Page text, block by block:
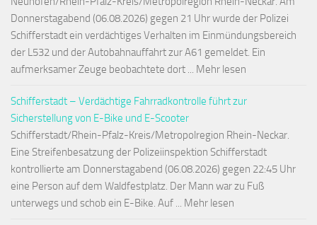
Donnerstagabend (06.08.2026) gegen 21 Uhr wurde der Polizei
Schifferstadt ein verdächtiges Verhalten im Einmündungsbereich
der L532 und der Autobahnauffahrt zur A61 gemeldet. Ein
aufmerksamer Zeuge beobachtete dort ... Mehr lesen
Schifferstadt – Verdächtige Fahrradkontrolle führt zur
Sicherstellung von E-Bike und E-Scooter
Schifferstadt/Rhein-Pfalz-Kreis/Metropolregion Rhein-Neckar.
Eine Streifenbesatzung der Polizeiinspektion Schifferstadt
kontrollierte am Donnerstagabend (06.08.2026) gegen 22:45 Uhr
eine Person auf dem Waldfestplatz. Der Mann war zu Fuß
unterwegs und schob ein E-Bike. Auf ... Mehr lesen